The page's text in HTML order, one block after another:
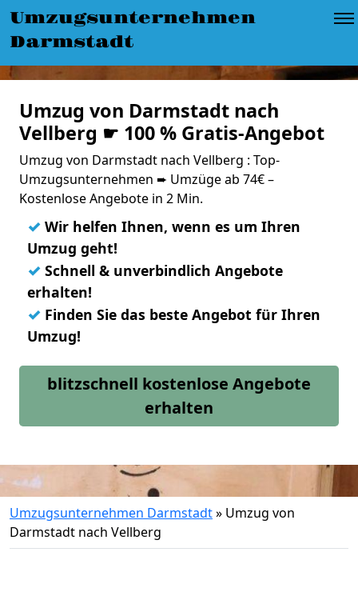
Umzugsunternehmen
Darmstadt
Umzug von Darmstadt nach
Vellberg ☛ 100 % Gratis-Angebot
Umzug von Darmstadt nach Vellberg : Top-
Umzugsunternehmen ➨ Umzüge ab 74€ –
Kostenlose Angebote in 2 Min.
✓ Wir helfen Ihnen, wenn es um Ihren
Umzug geht!
✓ Schnell & unverbindlich Angebote
erhalten!
✓ Finden Sie das beste Angebot für Ihren
Umzug!
blitzschnell kostenlose Angebote
erhalten
Umzugsunternehmen Darmstadt» Umzug von
Darmstadt nach Vellberg